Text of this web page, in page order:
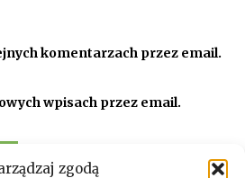
zgodą
komentarzach przez email.
wpisach przez email.